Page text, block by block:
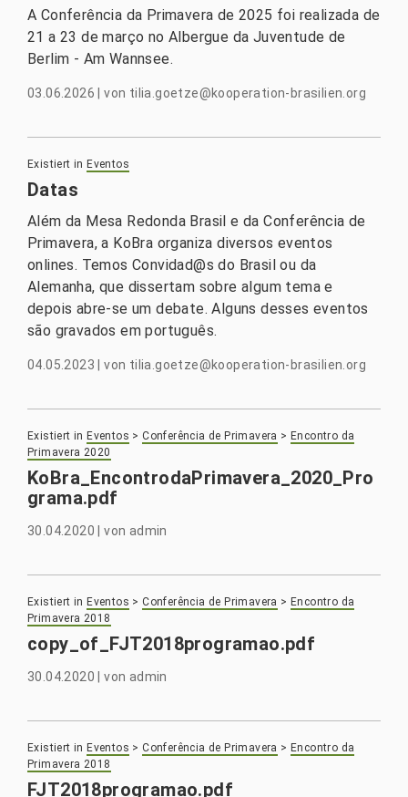
A Conferência da Primavera de 2025 foi realizada de
21 a 23 de março no Albergue da Juventude de
Berlim - Am Wannsee.
03.06.2026 |von tilia.goetze@kooperation-brasilien.org
Existiert in Eventos
Datas
Além da Mesa Redonda Brasil e da Conferência de
Primavera, a KoBra organiza diversos eventos
onlines. Temos Convidad@s do Brasil ou da
Alemanha, que dissertam sobre algum tema e
depois abre-se um debate. Alguns desses eventos
são gravados em português.
04.05.2023 |von tilia.goetze@kooperation-brasilien.org
Existiert in Eventos >Conferência de Primavera > Encontro da
Primavera 2020
KoBra_EncontrodaPrimavera_2020_Pro
grama.pdf
30.04.2020 |von admin
Existiert in Eventos >Conferência de Primavera > Encontro da
Primavera 2018
copy_of_FJT2018programao.pdf
30.04.2020 |von admin
Existiert in Eventos >Conferência de Primavera > Encontro da
Primavera 2018
FJT2018programao.pdf